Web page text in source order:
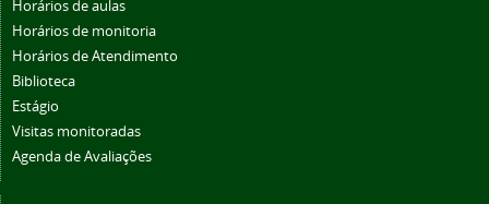
Horários de aulas
Horários de monitoria
Horários de Atendimento
Biblioteca
Estágio
Visitas monitoradas
Agenda de Avaliações